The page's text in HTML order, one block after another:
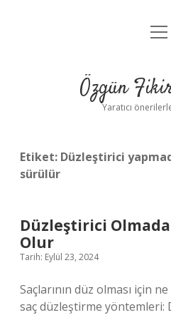
Gizlilik
Yasal
Özgün
Yaratıcı
Etiket: Düzleştirici
sürülür
Düzleştirici
Olur
Tarih: Eylül 23, 2024
Saçlarının düz olması için ne
saç düzleştirme yöntemleri: